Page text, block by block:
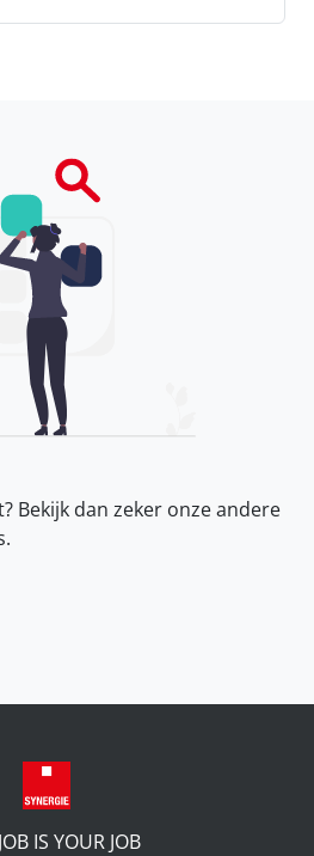
Bekijk dan zeker onzeandere
IS YOUR JOB